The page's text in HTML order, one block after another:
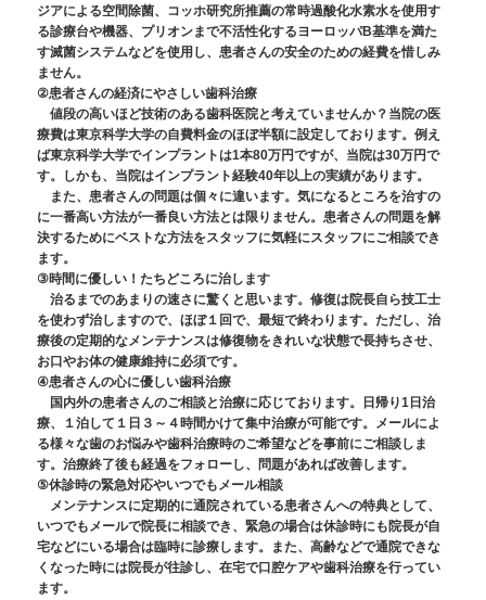
ジアによる空間除菌、コッホ研究所推薦の常時過酸化水素水を使用す
る診療台や機器、プリオンまで不活性化するヨーロッパB基準を満た
す滅菌システムなどを使用し、患者さんの安全のための経費を惜しみ
ません。
②患者さんの経済にやさしい歯科治療
値段の高いほど技術のある歯科医院と考えていませんか？当院の医
療費は東京科学大学の自費料金のほぼ半額に設定しております。例え
ば東京科学大学でインプラントは1本80万円ですが、当院は30万円で
す。しかも、当院はインプラント経験40年以上の実績があります。
また、患者さんの問題は個々に違います。気になるところを治すの
に一番高い方法が一番良い方法とは限りません。患者さんの問題を解
決するためにベストな方法をスタッフに気軽にスタッフにご相談でき
ます。
③時間に優しい！たちどころに治します
治るまでのあまりの速さに驚くと思います。修復は院長自ら技工士
を使わず治しますので、ほぼ１回で、最短で終わります。ただし、治
療後の定期的なメンテナンスは修復物をきれいな状態で長持ちさせ、
お口やお体の健康維持に必須です。
④患者さんの心に優しい歯科治療
国内外の患者さんのご相談と治療に応じております。日帰り1日治
療、１泊して１日３～４時間かけて集中治療が可能です。メールによ
る様々な歯のお悩みや歯科治療時のご希望などを事前にご相談しま
す。治療終了後も経過をフォローし、問題があれば改善します。
⑤休診時の緊急対応やいつでもメール相談
メンテナンスに定期的に通院されている患者さんへの特典として、
いつでもメールで院長に相談でき、緊急の場合は休診時にも院長が自
宅などにいる場合は臨時に診療します。また、高齢などで通院できな
くなった時には院長が往診し、在宅で口腔ケアや歯科治療を行ってい
ます。